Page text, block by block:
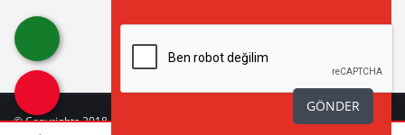
GÖNDER
© Copyrights 2018 - 2026 BÜYÜK ANADOLU HASTANELERİ| Web Tasarım